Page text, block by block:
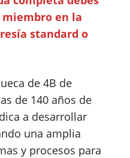
en la
standard o
de 4B de
de 140 años de
a desarrollar
una amplia
y procesos para